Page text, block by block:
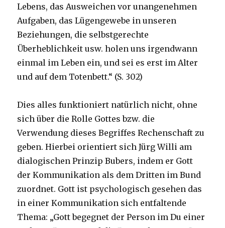
Lebens, das Ausweichen vor unangenehmen
Aufgaben, das Lügengewebe in unseren
Beziehungen, die selbstgerechte
Überheblichkeit usw. holen uns irgendwann
einmal im Leben ein, und sei es erst im Alter
und auf dem Totenbett.“ (S. 302)
Dies alles funktioniert natürlich nicht, ohne
sich über die Rolle Gottes bzw. die
Verwendung dieses Begriffes Rechenschaft zu
geben. Hierbei orientiert sich Jürg Willi am
dialogischen Prinzip Bubers, indem er Gott
der Kommunikation als dem Dritten im Bund
zuordnet. Gott ist psychologisch gesehen das
in einer Kommunikation sich entfaltende
Thema: „Gott begegnet der Person im Du einer